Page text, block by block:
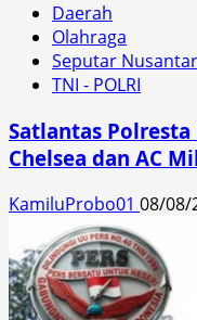
Daerah
Olahraga
Seputar
TNI - POLRI
Satlantas
Chelsea dan AC
KamiluProbo01 08/08/